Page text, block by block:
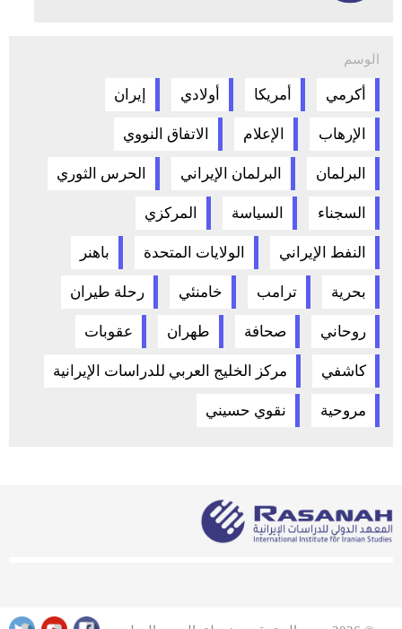
الوسم
أكرمي أمريكا أولادي إيران
الإرهاب الإعلام الاتفاق النووي
البرلمان البرلمان الإيراني الحرس الثوري
السجناء السياسة المركزي
النفط الإيراني الولايات المتحدة باهنر
بحرية ترامب خامنئي رحلة طيران
روحاني صحافة طهران عقوبات
كاشفي مركز الخليج العربي للدراسات الإيرانية
مروحية نقوي حسيني